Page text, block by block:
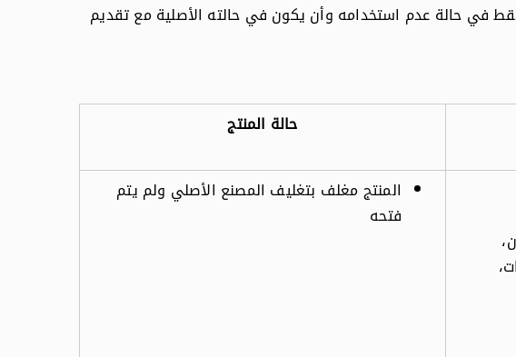
أو من تاريخ استلام المنتج فقط في حالة عدم استخدامه وأن يكون في حالته الأصلية مع تقديم
حالة المنتج
المنتج مغلف بتغليف المصنع الأصلي ولم يتم
فتحه